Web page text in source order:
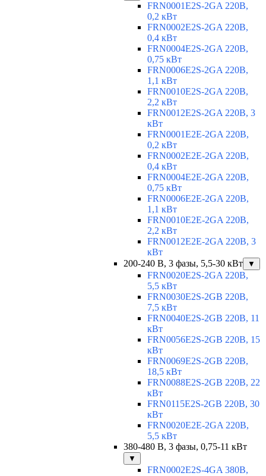
FRN0001E2S-2GA 220В,
0,2 кВт
FRN0002E2S-2GA 220В,
0,4 кВт
FRN0004E2S-2GA 220В,
0,75 кВт
FRN0006E2S-2GA 220В,
1,1 кВт
FRN0010E2S-2GA 220В,
2,2 кВт
FRN0012E2S-2GA 220В, 3
кВт
FRN0001E2E-2GA 220В,
0,2 кВт
FRN0002E2E-2GA 220В,
0,4 кВт
FRN0004E2E-2GA 220В,
0,75 кВт
FRN0006E2E-2GA 220В,
1,1 кВт
FRN0010E2E-2GA 220В,
2,2 кВт
FRN0012E2E-2GA 220В, 3
кВт
200-240 В, 3 фазы, 5,5-30 кВт
▼
FRN0020E2S-2GA 220В,
5,5 кВт
FRN0030E2S-2GB 220В,
7,5 кВт
FRN0040E2S-2GB 220В, 11
кВт
FRN0056E2S-2GB 220В, 15
кВт
FRN0069E2S-2GB 220В,
18,5 кВт
FRN0088E2S-2GB 220В, 22
кВт
FRN0115E2S-2GB 220В, 30
кВт
FRN0020E2E-2GA 220В,
5,5 кВт
380-480 В, 3 фазы, 0,75-11 кВт
▼
FRN0002E2S-4GA 380В,